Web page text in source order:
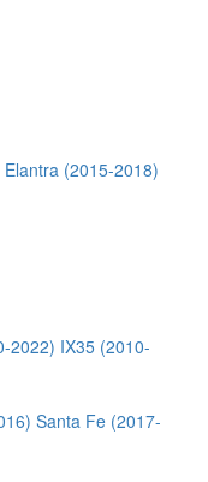
Elantra (2015-2018)
2022) IX35 (2010-
Santa Fe (2017-